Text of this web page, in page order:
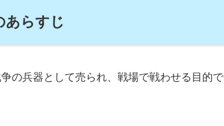
あらすじ
の兵器として売られ、戦場で戦わせる目的で